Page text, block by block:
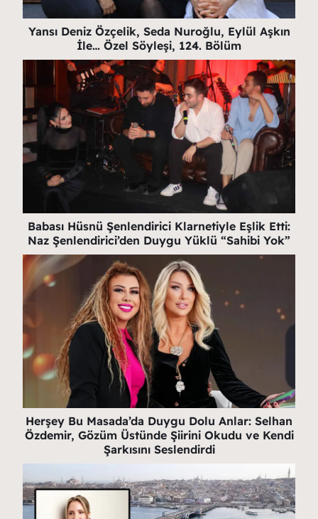
Yansı Deniz Özçelik, Seda Nuroğlu, Eylül Aşkın
İle… Özel Söyleşi, 124. Bölüm
Babası Hüsnü Şenlendirici Klarnetiyle Eşlik Etti:
Naz Şenlendirici’den Duygu Yüklü “Sahibi Yok”
Herşey Bu Masada’da Duygu Dolu Anlar: Selhan
Özdemir, Gözüm Üstünde Şiirini Okudu ve Kendi
Şarkısını Seslendirdi